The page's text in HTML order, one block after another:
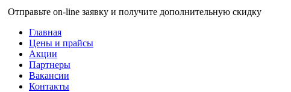
Отправьте on-line заявку и получите дополнительную скидку
Главная
Цены и прайсы
Акции
Партнеры
Вакансии
Контакты